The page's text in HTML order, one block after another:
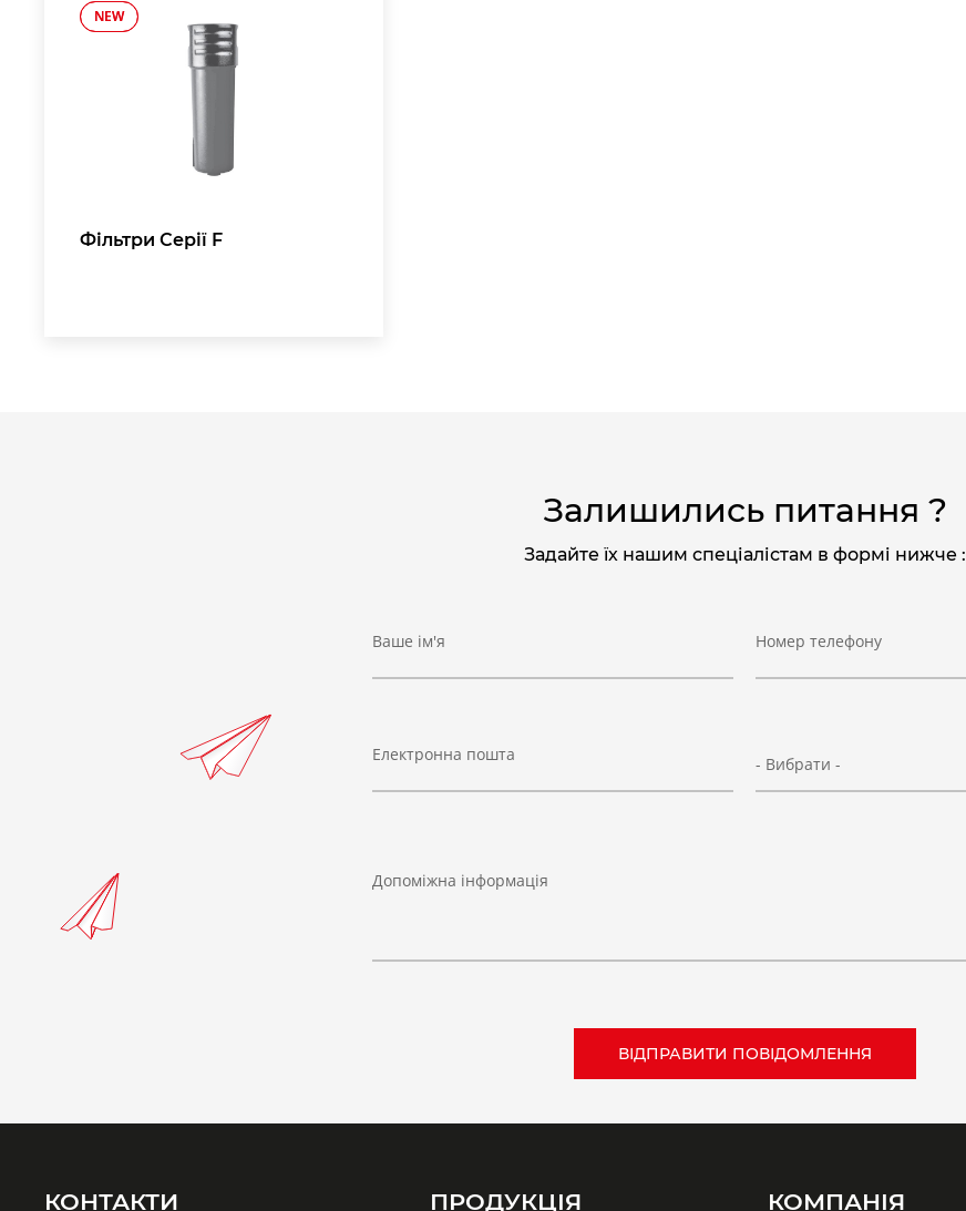
NEW
NEW
Фільтри Серії F
Залишились питання ?
Задайте їх нашим спеціалістам в формі нижче :
Ваше ім'я Номер телефону
Електронна пошта - Вибрати -
Допоміжна інформація
КОНТАКТИ ПРОДУКЦІЯ КОМПАНІЯ